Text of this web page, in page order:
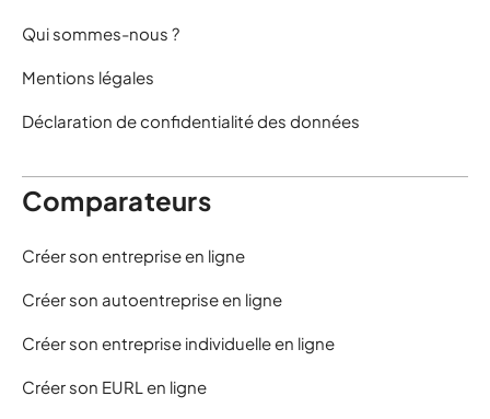
Qui sommes-nous ?
Mentions légales
Déclaration de confidentialité des données
Comparateurs
Créer son entreprise en ligne
Créer son autoentreprise en ligne
Créer son entreprise individuelle en ligne
Créer son EURL en ligne